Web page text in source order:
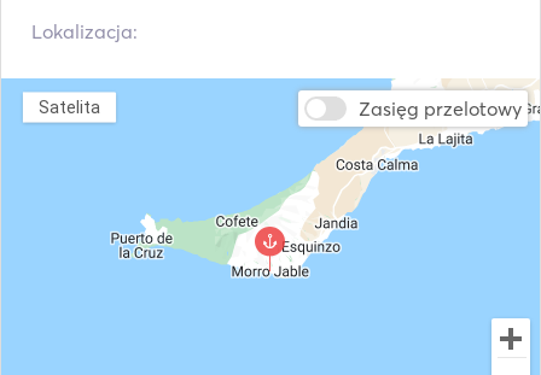
Lokalizacja:
Zasięg przelotowy
Satelita